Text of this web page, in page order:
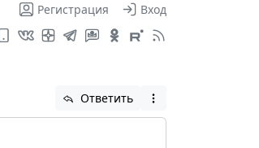
Регистрация Вход
Ответить